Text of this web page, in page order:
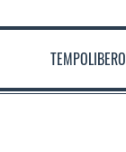
TEMPOLIBERO